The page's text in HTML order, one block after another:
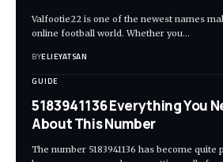
Valfootie22 is one of the newest names
online football world. Whether you…
BYELIEYATSAN
GUIDE
5183941136 Everything You
About This Number
The number 5183941136 has become quite